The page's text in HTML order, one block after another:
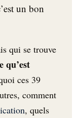
un bon
qui se trouve
qu’est
ces 39
comment
, quels